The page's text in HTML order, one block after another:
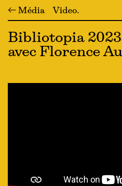
← Média Video
Bibliotopia
avec Florence